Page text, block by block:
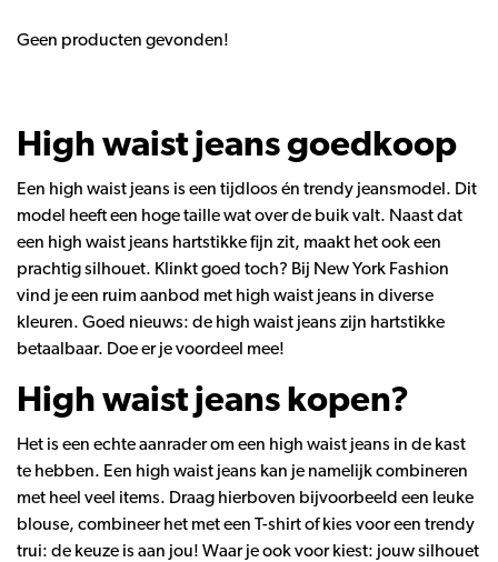
Geen producten gevonden!
High waist jeans goedkoop
Een high waist jeans is een tijdloos én trendy jeansmodel. Dit
model heeft een hoge taille wat over de buik valt. Naast dat
een high waist jeans hartstikke fijn zit, maakt het ook een
prachtig silhouet. Klinkt goed toch? Bij New York Fashion
vind je een ruim aanbod met high waist jeans in diverse
kleuren. Goed nieuws: de high waist jeans zijn hartstikke
betaalbaar. Doe er je voordeel mee!
High waist jeans kopen?
Het is een echte aanrader om een high waist jeans in de kast
te hebben. Een high waist jeans kan je namelijk combineren
met heel veel items. Draag hierboven bijvoorbeeld een leuke
blouse, combineer het met een T-shirt of kies voor een trendy
trui: de keuze is aan jou! Waar je ook voor kiest: jouw silhouet